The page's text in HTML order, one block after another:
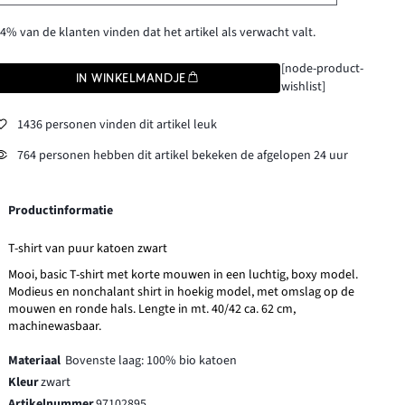
van de klanten vinden dat het artikel als verwacht valt.
IN WINKELMANDJE
[node-product-
wishlist]
1436 personen vinden dit artikel leuk
764 personen hebben dit artikel bekeken de afgelopen 24 uur
Productinformatie
T-shirt van puur katoen zwart
Mooi, basic T-shirt met korte mouwen in een luchtig, boxy model.
Modieus en nonchalant shirt in hoekig model, met omslag op de
mouwen en ronde hals. Lengte in mt. 40/42 ca. 62 cm,
machinewasbaar.
Materiaal Bovenste laag: 100% bio katoen
Kleurzwart